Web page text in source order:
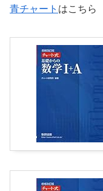
青チャート はこちら